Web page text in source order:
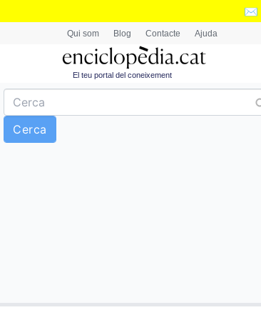
✉️
Qui som Blog Contacte Ajuda
El teu portal del coneixement